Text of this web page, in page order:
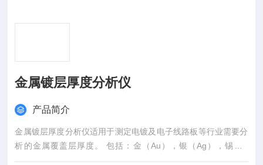
金属镀层厚度分析仪
产品简介
金属镀层厚度分析仪适用于测定电镀及电子线路板等行业需要分
析的金属覆盖层厚度。 包括：金（Au），银（Ag），锡（S
n），铜（Cu），镍（Ni），铬（Cr）等金属元素厚度。